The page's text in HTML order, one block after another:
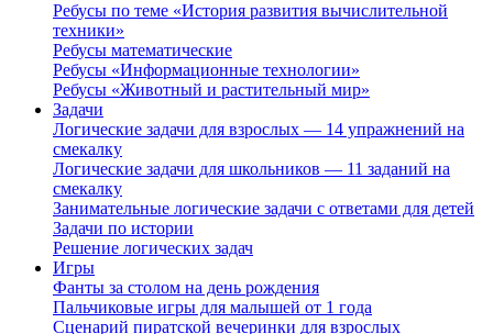
Ребусы по теме «История развития вычислительной
техники»
Ребусы математические
Ребусы «Информационные технологии»
Ребусы «Животный и растительный мир»
Задачи
Логические задачи для взрослых — 14 упражнений на
смекалку
Логические задачи для школьников — 11 заданий на
смекалку
Занимательные логические задачи с ответами для детей
Задачи по истории
Решение логических задач
Игры
Фанты за столом на день рождения
Пальчиковые игры для малышей от 1 года
Сценарий пиратской вечеринки для взрослых